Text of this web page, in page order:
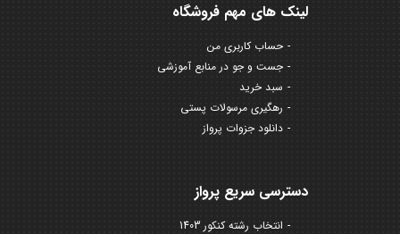
لینک های مهم فروشگاه
حساب کاربری من
جست و جو در منابع آموزشی
سبد خرید
رهگیری مرسولات پستی
دانلود جزوات پرواز
دسترسی سریع پرواز
انتخاب رشته کنکور 1403